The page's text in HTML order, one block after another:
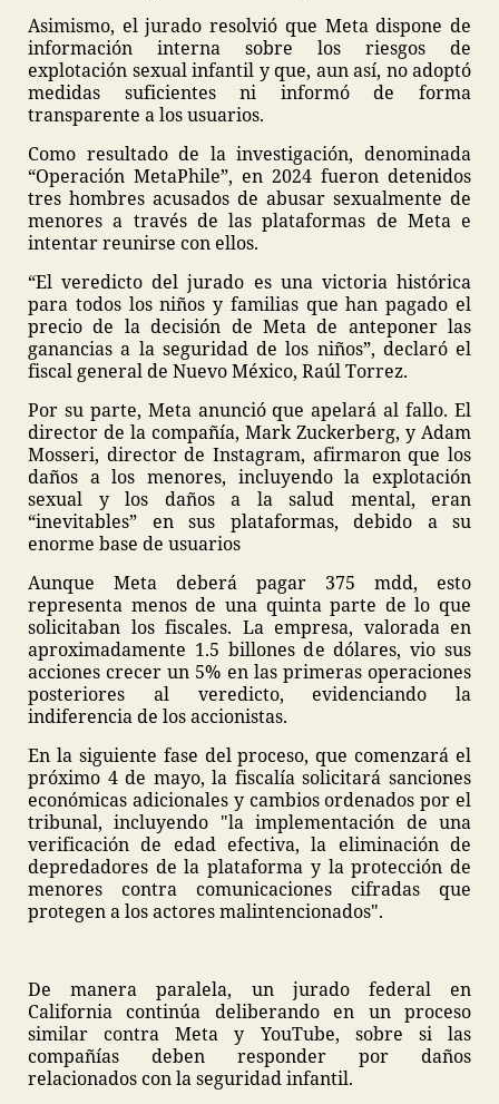
Asimismo, el jurado resolvió que Meta dispone de
información interna sobre los riesgos de
explotación sexual infantil y que, aun así, no adoptó
medidas suficientes ni informó de forma
transparente a los usuarios.
Como resultado de la investigación, denominada
“Operación MetaPhile”, en 2024 fueron detenidos
tres hombres acusados ​​de abusar sexualmente de
menores a través de las plataformas de Meta e
intentar reunirse con ellos.
“El veredicto del jurado es una victoria histórica
para todos los niños y familias que han pagado el
precio de la decisión de Meta de anteponer las
ganancias a la seguridad de los niños”, declaró el
fiscal general de Nuevo México, Raúl Torrez.
Por su parte, Meta anunció que apelará al fallo. El
director de la compañía, Mark Zuckerberg, y Adam
Mosseri, director de Instagram, afirmaron que los
daños a los menores, incluyendo la explotación
sexual y los daños a la salud mental, eran
“inevitables” en sus plataformas, debido a su
enorme base de usuarios
Aunque Meta deberá pagar 375 mdd, esto
representa menos de una quinta parte de lo que
solicitaban los fiscales. La empresa, valorada en
aproximadamente 1.5 billones de dólares, vio sus
acciones crecer un 5% en las primeras operaciones
posteriores al veredicto, evidenciando la
indiferencia de los accionistas.
En la siguiente fase del proceso, que comenzará el
próximo 4 de mayo, la fiscalía solicitará sanciones
económicas adicionales y cambios ordenados por el
tribunal, incluyendo "la implementación de una
verificación de edad efectiva, la eliminación de
depredadores de la plataforma y la protección de
menores contra comunicaciones cifradas que
protegen a los actores malintencionados".
De manera paralela, un jurado federal en
California continúa deliberando en un proceso
similar contra Meta y YouTube, sobre si las
compañías deben responder por daños
relacionados con la seguridad infantil.